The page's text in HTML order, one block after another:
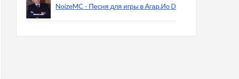
NoizeMC - Песня для игры в Агар.Ио D